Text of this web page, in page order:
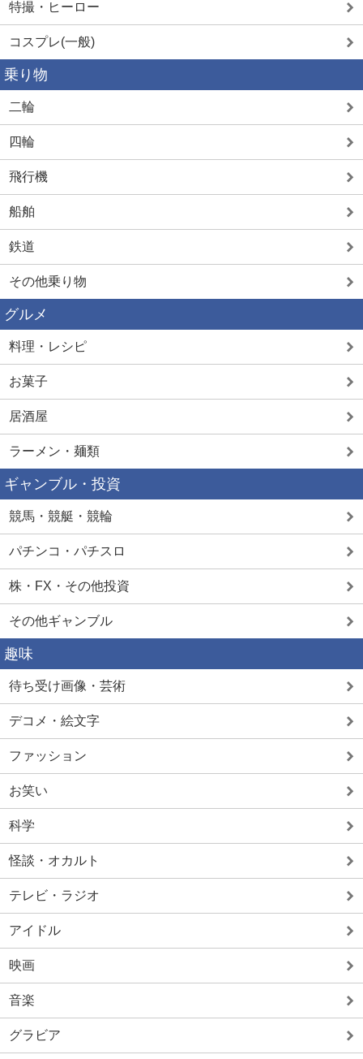
特撮・ヒーロー
コスプレ(一般)
乗り物
二輪
四輪
飛行機
船舶
鉄道
その他乗り物
グルメ
料理・レシピ
お菓子
居酒屋
ラーメン・麺類
ギャンブル・投資
競馬・競艇・競輪
パチンコ・パチスロ
株・FX・その他投資
その他ギャンブル
趣味
待ち受け画像・芸術
デコメ・絵文字
ファッション
お笑い
科学
怪談・オカルト
テレビ・ラジオ
アイドル
映画
音楽
グラビア